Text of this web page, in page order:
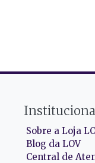
Sobre a Loja
Blog da LOV
Central de